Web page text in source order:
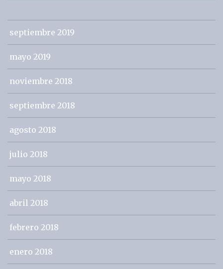
septiembre 2019
mayo 2019
noviembre 2018
septiembre 2018
agosto 2018
julio 2018
mayo 2018
abril 2018
febrero 2018
enero 2018